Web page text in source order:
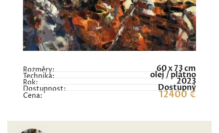
Rozměry: 60 x 73 cm
Technika: olej / plátno
Rok: 2023
Dostupnost: Dostupný
Cena: 12400 €